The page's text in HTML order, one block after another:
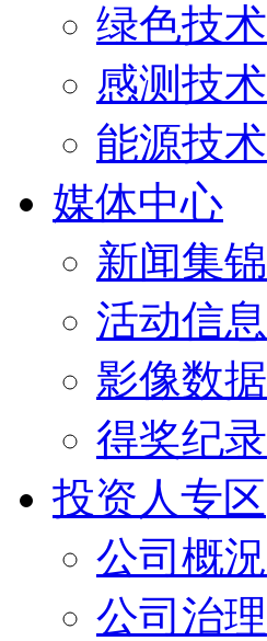
绿色技术
感测技术
能源技术
媒体中心
新闻集锦
活动信息
影像数据
得奖纪录
投资人专区
公司概況
公司治理